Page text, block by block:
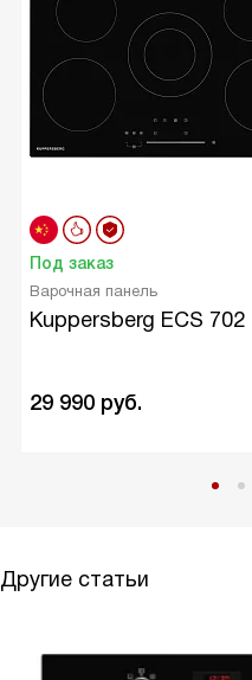
Под заказ
Варочная панель
Kuppersberg ECS 702
29 990 руб.
Другие статьи